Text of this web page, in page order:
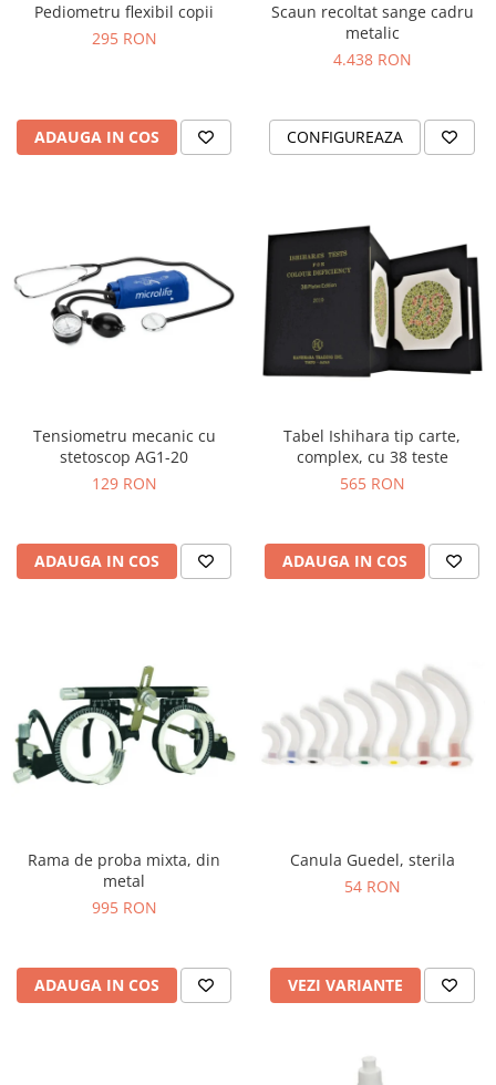
Pediometru flexibil copii
295 RON
ADAUGA IN COS
Scaun recoltat sange cadru
metalic
4.438 RON
CONFIGUREAZA
Tensiometru mecanic cu
stetoscop AG1-20
129 RON
ADAUGA IN COS
Tabel Ishihara tip carte,
complex, cu 38 teste
565 RON
ADAUGA IN COS
Rama de proba mixta, din
metal
995 RON
ADAUGA IN COS
Canula Guedel, sterila
54 RON
VEZI VARIANTE